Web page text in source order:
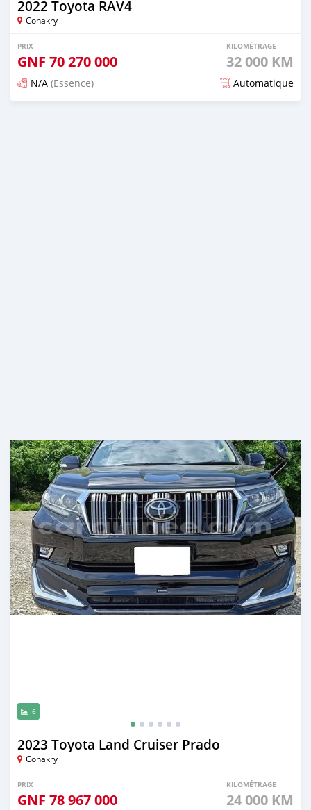
2022 Toyota RAV4
Conakry
PRIX
GNF 70 270 000
KILOMÉTRAGE
32 000 KM
N/A (Essence) Automatique
6
2023 Toyota Land Cruiser Prado
Conakry
PRIX
GNF 78 967 000
KILOMÉTRAGE
24 000 KM